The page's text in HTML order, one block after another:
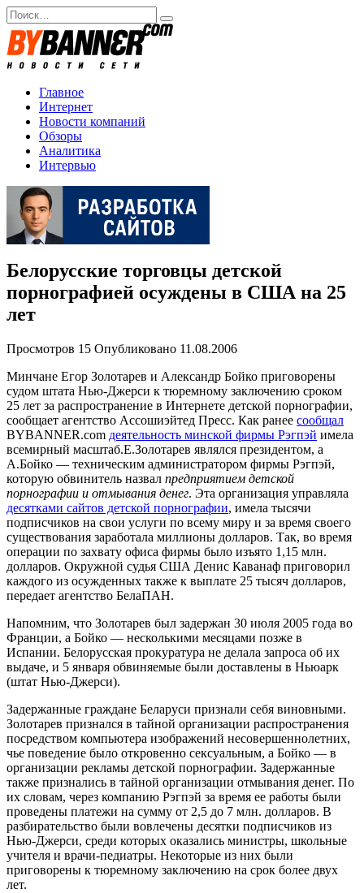
Перейти
к
содержанию
Search
for:
Главное
Интернет
Новости компаний
Обзоры
Аналитика
Интервью
Белорусские торговцы детской
порнографией осуждены в США на 25
лет
Просмотров 15 Опубликовано 11.08.2006
Минчане Егор Золотарев и Александр Бойко приговорены
судом штата Нью-Джерси к тюремному заключению сроком
25 лет за распространение в Интернете детской порнографии,
сообщает агентство Ассошиэйтед Пресс. Как ранее сообщал
BYBANNER.com деятельность минской фирмы Рэгпэй имела
всемирный масштаб.Е.Золотарев являлся президентом, а
А.Бойко — техническим администратором фирмы Рэгпэй,
которую обвинитель назвал предприятием детской
порнографии и отмывания денег. Эта организация управляла
десятками сайтов детской порнографии, имела тысячи
подписчиков на свои услуги по всему миру и за время своего
существования заработала миллионы долларов. Так, во время
операции по захвату офиса фирмы было изъято 1,15 млн.
долларов. Окружной судья США Денис Каванаф приговорил
каждого из осужденных также к выплате 25 тысяч долларов,
передает агентство БелаПАН.
Напомним, что Золотарев был задержан 30 июля 2005 года во
Франции, а Бойко — несколькими месяцами позже в
Испании. Белорусская прокуратура не делала запроса об их
выдаче, и 5 января обвиняемые были доставлены в Ньюарк
(штат Нью-Джерси).
Задержанные граждане Беларуси признали себя виновными.
Золотарев признался в тайной организации распространения
посредством компьютера изображений несовершеннолетних,
чье поведение было откровенно сексуальным, а Бойко — в
организации рекламы детской порнографии. Задержанные
также признались в тайной организации отмывания денег. По
их словам, через компанию Рэгпэй за время ее работы были
проведены платежи на сумму от 2,5 до 7 млн. долларов. В
разбирательство были вовлечены десятки подписчиков из
Нью-Джерси, среди которых оказались министры, школьные
учителя и врачи-педиатры. Некоторые из них были
приговорены к тюремному заключению на срок более двух
лет.